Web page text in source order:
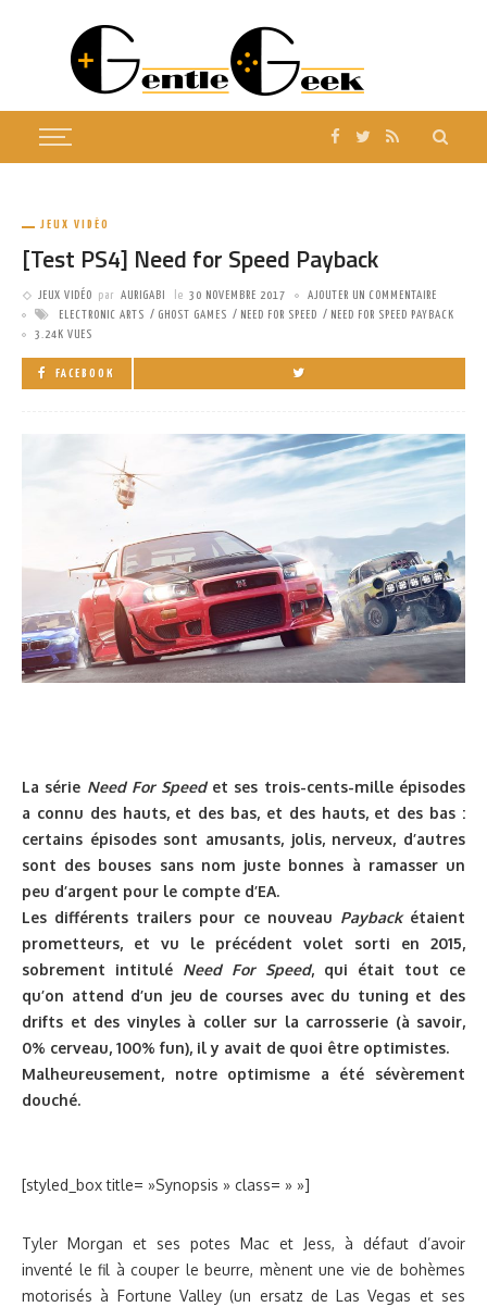
JEUX VIDÉO
[Test PS4] Need for Speed Payback
JEUX VIDÉO par AURIGABI le 30 NOVEMBRE 2017
AJOUTER UN COMMENTAIRE
ELECTRONIC ARTS
GHOST GAMES NEED FOR SPEED
NEED FOR SPEED PAYBACK
3.24K VUES
FACEBOOK
La série Need For Speedet ses trois-cents-mille épisodes
a connu des hauts, et des bas, et des hauts, et des bas :
certains épisodes sont amusants, jolis, nerveux, d’autres
sont des bouses sans nom juste bonnes à ramasser un
peu d’argent pour le compte d’EA.
Les différents trailers pour ce nouveau Paybackétaient
prometteurs, et vu le précédent volet sorti en 2015,
sobrement intitulé Need For Speed, qui était tout ce
qu’on attend d’un jeu de courses avec du tuning et des
drifts et des vinyles à coller sur la carrosserie (à savoir,
0% cerveau, 100% fun), il y avait de quoi être optimistes.
Malheureusement, notre optimisme a été sévèrement
douché.
[styled_box title= »Synopsis » class= » »]
Tyler Morgan et ses potes Mac et Jess, à défaut d’avoir
inventé le fil à couper le beurre, mènent une vie de bohèmes
motorisés à Fortune Valley (un ersatz de Las Vegas et ses